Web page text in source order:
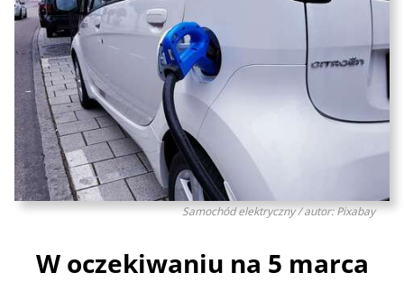
Samochód elektryczny / autor: Pixabay
W oczekiwaniu na 5 marca